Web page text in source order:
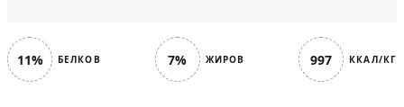
11% БЕЛКОВ 7% ЖИРОВ 997 ККАЛ/КГ